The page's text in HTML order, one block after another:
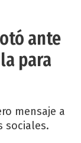
ante
para
mensaje a
sociales.